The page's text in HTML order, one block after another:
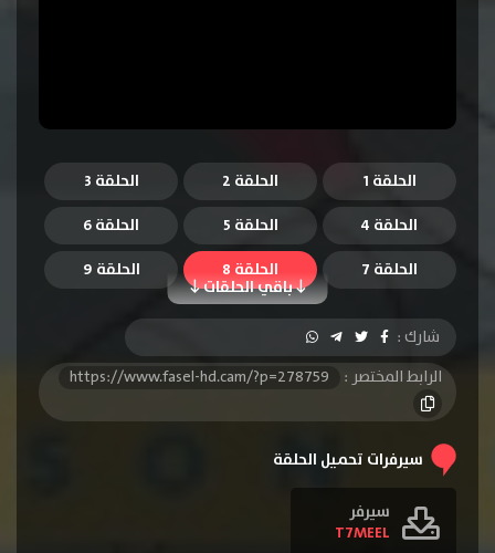
الحلقة 1 الحلقة 2
الحلقة 3
الحلقة 4
الحلقة 5 الحلقة 6
باقي الحلقات
الحلقة 7 الحلقة 8 الحلقة 9
شارك :
الرابط المختصر :
https://www.fasel-hd.cam/?p=278759
سيرفرات تحميل الحلقة
سيرفر
T7MEEL